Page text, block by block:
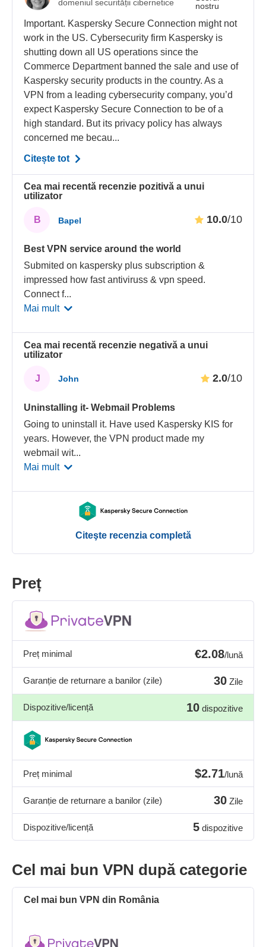
domeniul securității cibernetice
nostru
Important. Kaspersky Secure Connection might not
work in the US. Cybersecurity firm Kaspersky is
shutting down all US operations since the
Commerce Department banned the sale and use of
Kaspersky security products in the country. As a
VPN from a leading cybersecurity company, you’d
expect Kaspersky Secure Connection to be of a
high standard. But its privacy policy has always
concerned me becau...
Citește tot
Cea mai recentă recenzie pozitivă a unui
utilizator
B Bapel 10.0/10
Best VPN service around the world
Submited on kaspersky plus subscription &
impressed how fast antiviruss & vpn speed.
Connect f...
Mai mult
Cea mai recentă recenzie negativă a unui
utilizator
J John 2.0/10
Uninstalling it- Webmail Problems
Going to uninstall it. Have used Kaspersky KIS for
years. However, the VPN product made my
webmail wit...
Mai mult
Citeşte recenzia completă
Preț
Preț minimal €2.08/lună
Garanție de returnare a banilor (zile) 30 Zile
Dispozitive/licență 10 dispozitive
Preț minimal $2.71/lună
Garanție de returnare a banilor (zile) 30 Zile
Dispozitive/licență 5 dispozitive
Cel mai bun VPN după categorie
Cel mai bun VPN din România